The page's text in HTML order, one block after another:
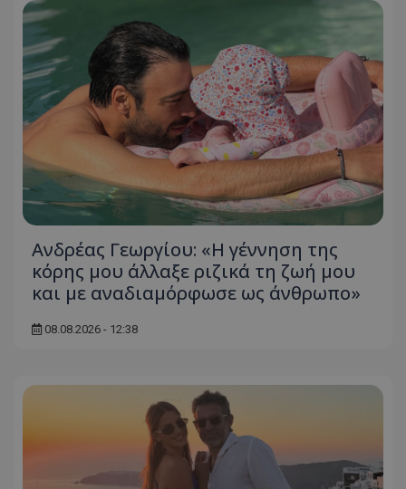
Ανδρέας Γεωργίου: «Η γέννηση της
κόρης μου άλλαξε ριζικά τη ζωή μου
και με αναδιαμόρφωσε ως άνθρωπο»
08.08.2026 - 12:38